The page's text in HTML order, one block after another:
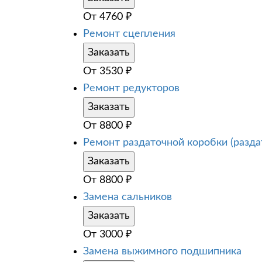
От 4760 ₽
Ремонт сцепления
Заказать
От 3530 ₽
Ремонт редукторов
Заказать
От 8800 ₽
Ремонт раздаточной коробки
Заказать
От 8800 ₽
Замена сальников
Заказать
От 3000 ₽
Замена выжимного подшипника